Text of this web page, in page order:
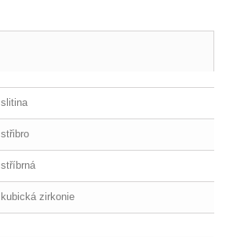
slitina
střibro
stříbrná
kubická zirkonie